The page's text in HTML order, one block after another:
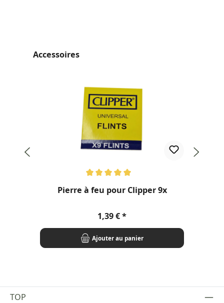
Ignorer la galerie de produits
Accessoires
Pierre à feu pour Clipper 9x
Prix régulier :
1,39 €
Ajouter au panier
TOP